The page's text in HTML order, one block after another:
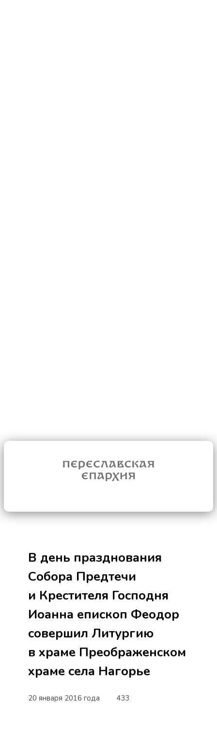
В день празднования
Собора Предтечи
и Крестителя Господня
Иоанна епископ Феодор
совершил Литургию
в храме Преображенском
храме села Нагорье
20 января 2016 года 433